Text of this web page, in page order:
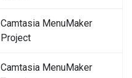
Camtasia MenuMaker
Project
Camtasia MenuMaker